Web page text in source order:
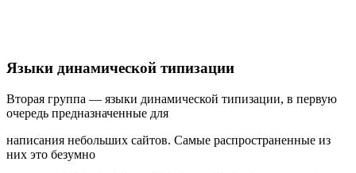
Языки динамической типизации
Вторая группа — языки динамической типизации, в первую
очередь предназначенные для
написания небольших сайтов. Самые распространенные из
них это безумно